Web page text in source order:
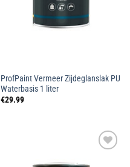
ProfPaint Vermeer Zijdeglanslak PU
Waterbasis 1 liter
€29.99